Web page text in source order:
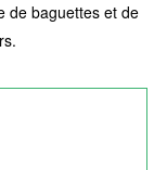
de baguettes et de